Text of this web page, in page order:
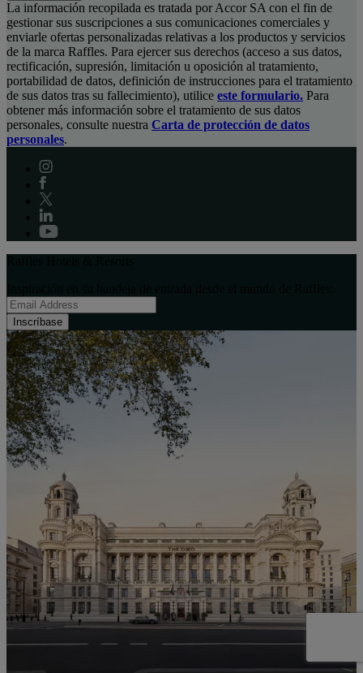
La información recopilada es tratada por Accor SA con el fin de
gestionar sus suscripciones a sus comunicaciones comerciales y
enviarle ofertas personalizadas relativas a los productos y servicios
de la marca Raffles. Para ejercer sus derechos (acceso a sus datos,
rectificación, supresión, limitación u oposición al tratamiento,
portabilidad de datos, definición de instrucciones para el tratamiento
de sus datos tras su fallecimiento), utilice este formulario. Para
obtener más información sobre el tratamiento de sus datos
personales, consulte nuestra Carta de protección de datos
personales.
Inscríbase